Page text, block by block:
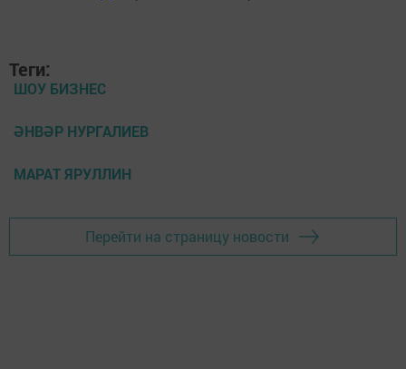
Теги:
ШОУ БИЗНЕС
ӘНВӘР НУРГАЛИЕВ
МАРАТ ЯРУЛЛИН
Перейти на страницу новости